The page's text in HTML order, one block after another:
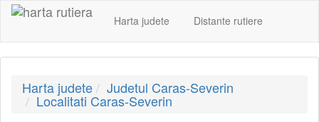
Harta judete Distante rutiere
Harta judete Judetul Caras-Severin
Localitati Caras-Severin